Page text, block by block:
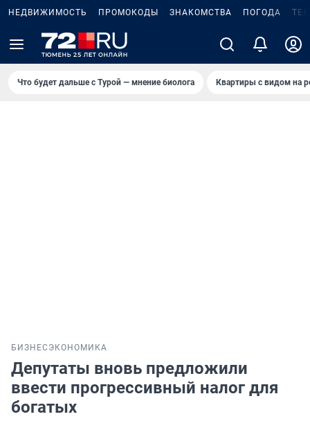
НЕДВИЖИМОСТЬ ПРОМОКОДЫ ЗНАКОМСТВА ПОГОДА
Что будет дальше с Турой — мнение биолога Квартиры с видом на
БИЗНЕС ЭКОНОМИКА
Депутаты вновь предложили
ввести прогрессивный налог для
богатых